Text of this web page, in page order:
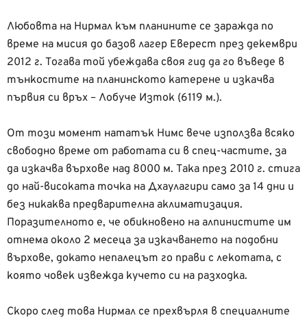
Любовта на Нирмал към планините се заражда по
време на мисия до базов лагер Еверест през декември
2012 г. Тогава той убеждава своя гид да го въведе в
тънкостите на планинското катерене и изкачва
първия си връх – Лобуче Изток (6119 м.).
От този момент нататък Нимс вече използва всяко
свободно време от работата си в спец-частите, за
да изкачва върхове над 8000 м. Така през 2010 г. стига
до най-високата точка на Дхаулагири само за 14 дни и
без никаква предварителна аклиматизация.
Поразителното е, че обикновено на алпинистите им
отнема около 2 месеца за изкачването на подобни
върхове, докато непалецът го прави с лекотата, с
която човек извежда кучето си на разходка.
Скоро след това Нирмал се прехвърля в специалните